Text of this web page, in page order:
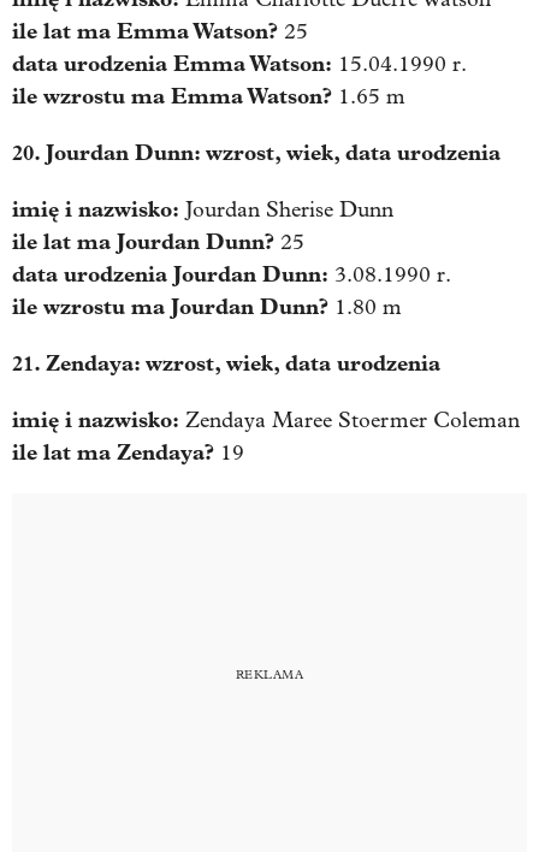
ile lat ma Emma Watson? 25
data urodzenia Emma Watson: 15.04.1990 r.
ile wzrostu ma Emma Watson? 1.65 m
20. Jourdan Dunn: wzrost, wiek, data urodzenia
imię i nazwisko: Jourdan Sherise Dunn
ile lat ma Jourdan Dunn? 25
data urodzenia Jourdan Dunn: 3.08.1990 r.
ile wzrostu ma Jourdan Dunn? 1.80 m
21. Zendaya: wzrost, wiek, data urodzenia
imię i nazwisko: Zendaya Maree Stoermer Coleman
ile lat ma Zendaya? 19